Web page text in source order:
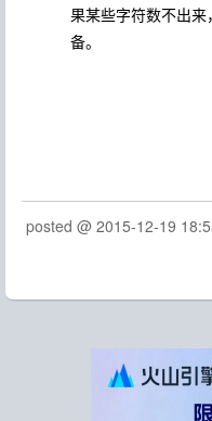
果某些字符数不出
备。
posted @ 2015-12-19